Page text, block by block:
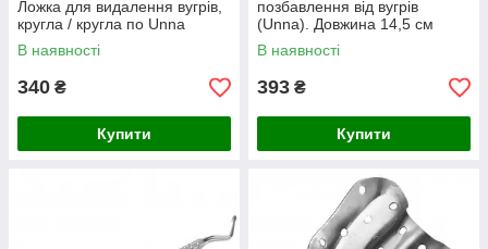
Ложка для видалення вугрів,
кругла / кругла по Unna
В наявності
340 ₴
Купити
позбавлення від вугрів
(Unna). Довжина 14,5 см
В наявності
393 ₴
Купити